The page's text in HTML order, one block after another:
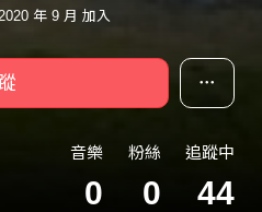
年 9 月 加入
音樂
0
粉絲
0
追蹤中
44